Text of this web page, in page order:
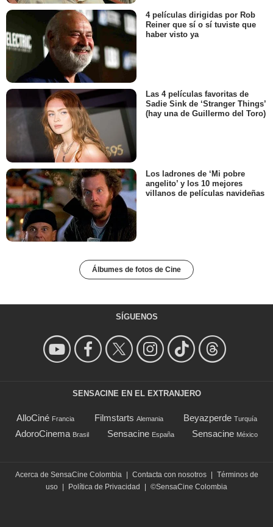
4 películas dirigidas por Rob
Reiner que sí o sí tuviste que
haber visto ya
Las 4 películas favoritas de
Sadie Sink de ‘Stranger Things’
(hay una de Guillermo del Toro)
Los ladrones de ‘Mi pobre
angelito’ y los 10 mejores
villanos de películas navideñas
Álbumes de fotos de Cine
SÍGUENOS
SENSACINE EN EL EXTRANJERO
AlloCiné Francia Filmstarts Alemania Beyazperde Turquía
AdoroCinema Brasil Sensacine España Sensacine México
Acerca de SensaCine Colombia Contacta con nosotros
Términos de
uso
Política de Privacidad ©SensaCine Colombia